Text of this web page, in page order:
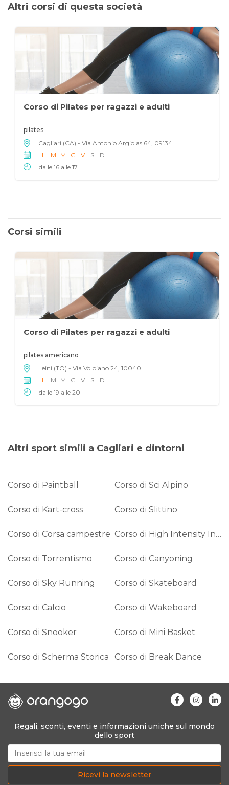
Altri corsi di questa società
Corso di Pilates per ragazzi e adulti
pilates
Cagliari (CA) - Via Antonio Argiolas 64, 09134
L
M M G V S
D
dalle 16 alle 17
Corsi simili
Corso di Pilates per ragazzi e adulti
pilates americano
Leini (TO) - Via Volpiano 24, 10040
L
M M G V S
D
dalle 19 alle 20
Altri sport simili a Cagliari e dintorni
Corso di Paintball Corso di Sci Alpino
Corso di Kart-cross Corso di Slittino
Corso di Corsa campestre Corso di High Intensity Interval Training (HIIT)
Corso di Torrentismo Corso di Canyoning
Corso di Sky Running Corso di Skateboard
Corso di Calcio Corso di Wakeboard
Corso di Snooker Corso di Mini Basket
Corso di Scherma Storica Corso di Break Dance
Regali, sconti, eventi e informazioni uniche sul mondo
dello sport
Ricevi la newsletter